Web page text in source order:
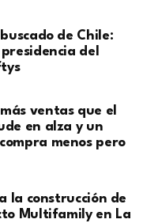
de Chile:
del
ventas que el
en alza y un
menos pero
la construcción de
Multifamily en La